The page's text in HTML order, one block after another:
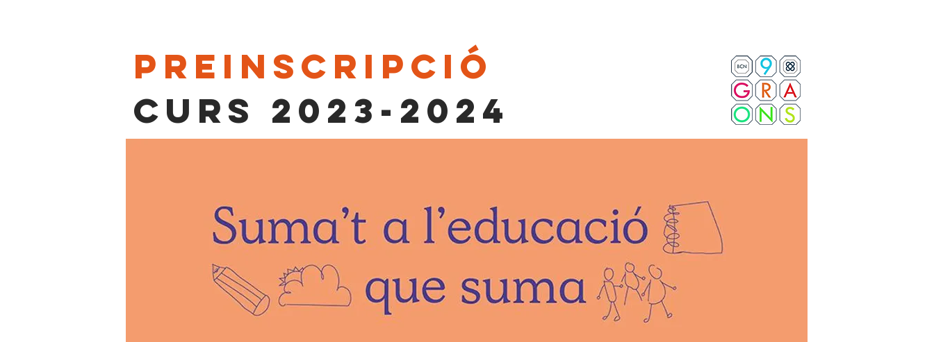
PREINSCRIPCIÓ
Curs 2023-2024